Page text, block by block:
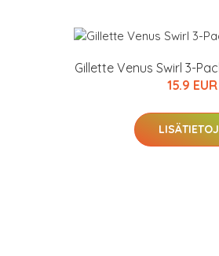
Gillette Venus Swirl 3-
15.9 EUR